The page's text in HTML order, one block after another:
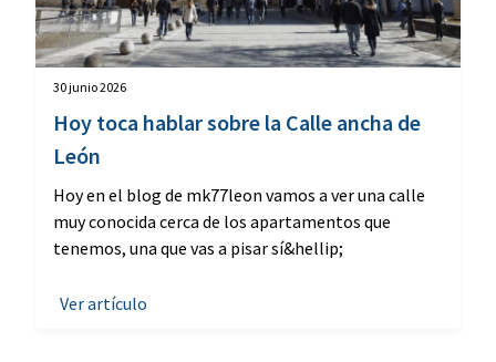
30 junio 2026
Hoy toca hablar sobre la Calle ancha de
León
Hoy en el blog de mk77leon vamos a ver una calle
muy conocida cerca de los apartamentos que
tenemos, una que vas a pisar sí&hellip;
Ver artículo